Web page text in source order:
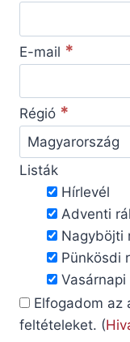
E-mail *
Régió *
Listák
Hírlevél
Adventi
Nagyböjti
Pünkösdi
Elfogadom az
feltételeket. (